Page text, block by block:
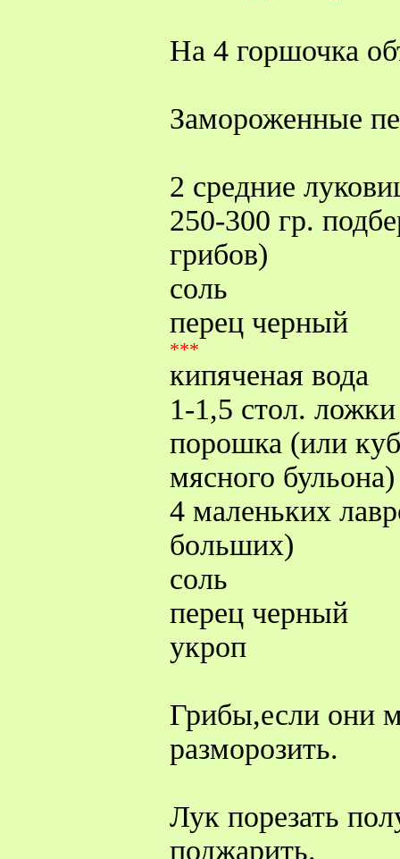
На 4 горшочка
Замороженные
2 средние
250-300 гр.
грибов)
соль
перец черный
***
кипяченая вода
1-1,5 стол.
порошка (или
мясного бульона)
4 маленьких
больших)
соль
перец черный
укроп
Грибы,если они
разморозить.
Лук порезать
поджарить.